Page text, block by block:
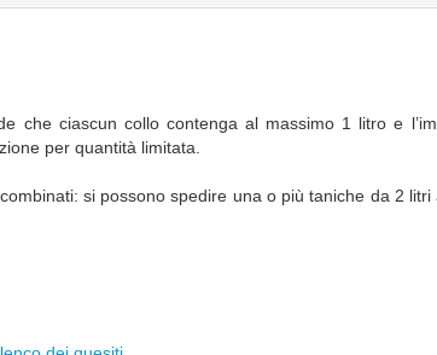
che ciascun collo contenga al massimo 1 litro e
per quantità limitata.
si possono spedire una o più taniche da 2